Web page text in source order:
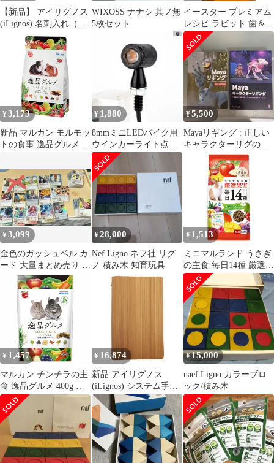
【新品】 アイリグノス
(iLignos) 名刺入れ（ウ
ォルナット×ブラウン）
WIXOSS ナナシ 其ノ無
5枚セット
イースター プレミアム
レシピ ラビット 歯＆泌
尿器の健康に配慮 シニ
ア 900g ウサギ用フード
（1点）
¥ 3,173
新品 マルカン モルモッ
トの食事 逸品グルメ ５
¥ 1,880
8mmミニLEDバイク用
ウインカーライト点滅
ライト点滅イエローシ
グナルランプクリグノ
タントモトカフェレー
サー
¥5,500
Mayaリギング : 正しい
キャラクターリグの作
¥3,099
金色のガッシュベル カ
ード 大量まとめ売り キ
ラカード ノーマル 当時
¥28,000
Nef Ligno ネフ社 リグ
ノ 積み木 知育玩具
¥ 1,513
ミニマルランド うさぎ
の主食 毎日14種 厳選果
実 850g メンテナンス
離乳
¥ 1,457
マルカン チンチラの主
食 逸品グルメ 400g 小
動物用フード （1点）
¥ 16,874
新品 アイリグノス
(iLignos) システム手帳
（バイブルサイズ）
¥15,000
naef Ligno カラーブロ
ック/積み木